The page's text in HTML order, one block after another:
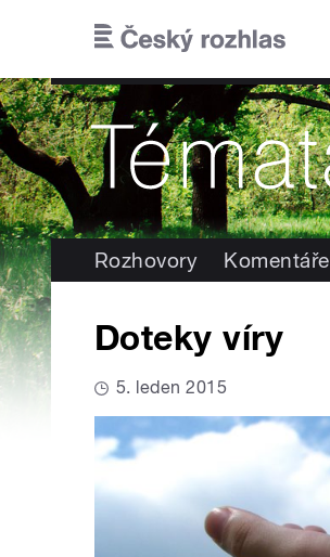
Rozhovory Komentáře
Doteky víry
5. leden 2015